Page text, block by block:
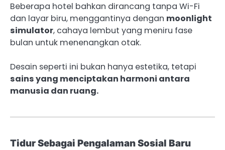
Beberapa hotel bahkan dirancang tanpa Wi-Fi
dan layar biru, menggantinya dengan moonlight
simulator, cahaya lembut yang meniru fase
bulan untuk menenangkan otak.
Desain seperti ini bukan hanya estetika, tetapi
sains yang menciptakan harmoni antara
manusia dan ruang.
Tidur Sebagai Pengalaman Sosial Baru